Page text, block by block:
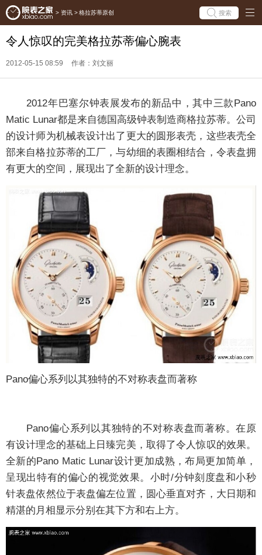
> 资讯 > 格拉苏蒂原创 搜索
令人惊叹的完美格拉苏蒂偏心腕表
2012-05-15 08:59 作者：刘文丽
2012年巴塞尔钟表展发布的新品中，其中三款Pano
Matic Lunar都是来自德国高级钟表制造商格拉苏蒂。公司
的设计师为机械表设计出了更大的圆形表壳，这些表壳全
部来自格拉苏蒂的工厂，与幼细的表圈相结合，令表盘拥
有更大的空间，展现出了全新的设计理念。
Pano偏心系列以其独特的不对称表盘而著称
Pano偏心系列以其独特的不对称表盘而著称。在原
有设计理念的基础上日臻完美，取得了令人惊叹的效果。
全新的Pano Matic Lunar设计更加成熟，布局更加简单，
呈现出特有的偏心的视觉效果。小时/分钟刻度盘和小秒
针表盘依然位于表盘偏左位置，圆心垂直对齐，大日期和
精湛的月相显示分别在其下方和右上方。